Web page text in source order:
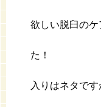
欲しい脱臼の
た！
入りはネタで